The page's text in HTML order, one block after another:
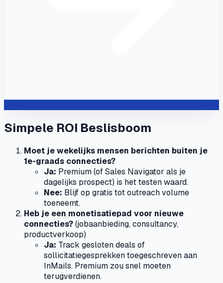
Simpele ROI Beslisboom
Moet je wekelijks mensen berichten buiten je
1e-graads connecties?
Ja: Premium (of Sales Navigator als je
dagelijks prospect) is het testen waard.
Nee: Blijf op gratis tot outreach volume
toeneemt.
Heb je een monetisatiepad voor nieuwe
connecties?(jobaanbieding, consultancy,
productverkoop)
Ja: Track gesloten deals of
sollicitatiegesprekken toegeschreven aan
InMails. Premium zou snel moeten
terugverdienen.